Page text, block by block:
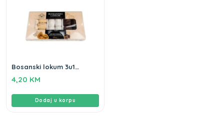
Bosanski lokum 3u1
4,20 KM
Dodaj u korpu